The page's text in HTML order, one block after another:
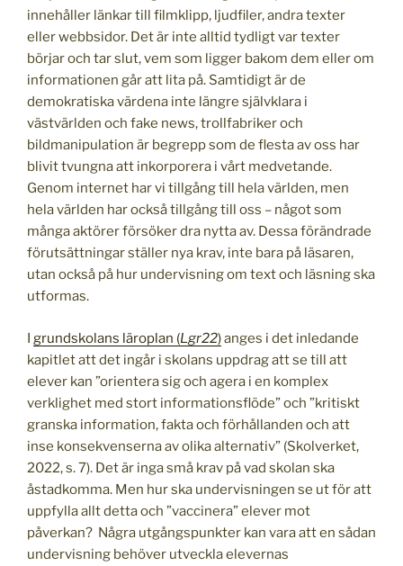
innehåller länkar till filmklipp, ljudfiler, andra texter
eller webbsidor. Det är inte alltid tydligt var texter
börjar och tar slut, vem som ligger bakom dem eller om
informationen går att lita på. Samtidigt är de
demokratiska värdena inte längre självklara i
västvärlden och fake news, trollfabriker och
bildmanipulation är begrepp som de flesta av oss har
blivit tvungna att inkorporera i vårt medvetande.
Genom internet har vi tillgång till hela världen, men
hela världen har också tillgång till oss – något som
många aktörer försöker dra nytta av. Dessa förändrade
förutsättningar ställer nya krav, inte bara på läsaren,
utan också på hur undervisning om text och läsning ska
utformas.
I grundskolans läroplan (Lgr22)anges i det inledande
kapitlet att det ingår i skolans uppdrag att se till att
elever kan ”orientera sig och agera i en komplex
verklighet med stort informationsflöde” och ”kritiskt
granska information, fakta och förhållanden och att
inse konsekvenserna av olika alternativ” (Skolverket,
2022, s. 7). Det är inga små krav på vad skolan ska
åstadkomma. Men hur ska undervisningen se ut för att
uppfylla allt detta och ”vaccinera” elever mot
påverkan? Några utgångspunkter kan vara att en sådan
undervisning behöver utveckla elevernas